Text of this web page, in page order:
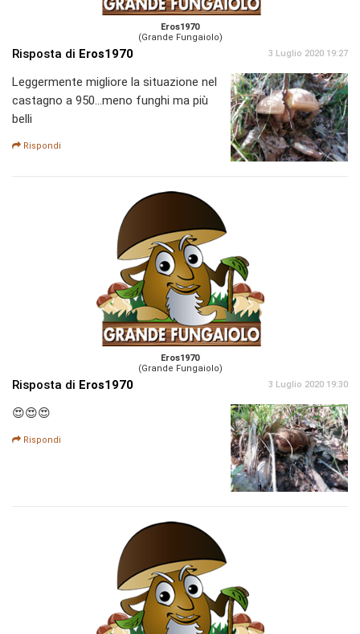
Eros1970
(Grande Fungaiolo)
Risposta di Eros1970 3 Luglio 2020 19:27
Leggermente migliore la situazione nel
castagno a 950...meno funghi ma più
belli
Rispondi
Eros1970
(Grande Fungaiolo)
Risposta di Eros1970 3 Luglio 2020 19:30
😍😍😍
Rispondi